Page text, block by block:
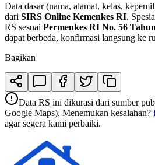
Data dasar (nama, alamat, kelas,
dari SIRS Online Kemenkes RI.
RS sesuai Permenkes RI No. 56
dapat berbeda, konfirmasi langsung ke
Bagikan
Data RS ini dikurasi dari sumber
Google Maps). Menemukan kesalahan?
agar segera kami perbaiki.